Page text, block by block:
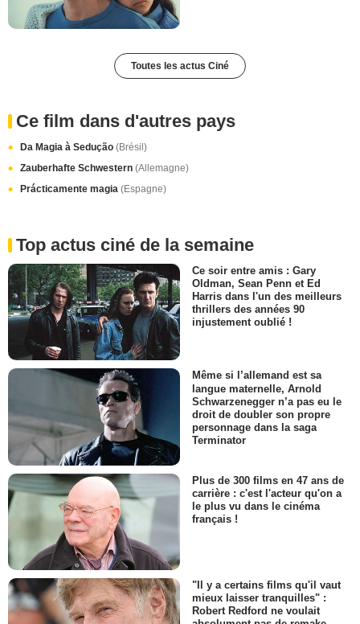
Toutes les actus Ciné
Ce film dans d'autres pays
Da Magia à Sedução (Brésil)
Zauberhafte Schwestern (Allemagne)
Prácticamente magia (Espagne)
Top actus ciné de la semaine
Ce soir entre amis : Gary
Oldman, Sean Penn et Ed
Harris dans l'un des meilleurs
thrillers des années 90
injustement oublié !
Même si l’allemand est sa
langue maternelle, Arnold
Schwarzenegger n’a pas eu le
droit de doubler son propre
personnage dans la saga
Terminator
Plus de 300 films en 47 ans de
carrière : c'est l'acteur qu'on a
le plus vu dans le cinéma
français !
"Il y a certains films qu'il vaut
mieux laisser tranquilles" :
Robert Redford ne voulait